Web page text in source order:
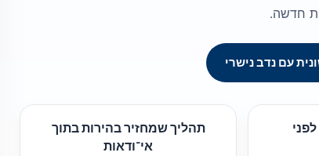
חדשה.
עם נדב נישרי
תהליך שמחזיר בהירות בתוך
אי־ודאות